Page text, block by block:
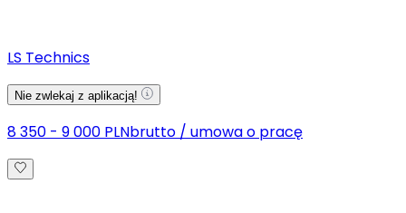
LS Technics
Nie zwlekaj z aplikacją!
8 350 - 9 000 PLNbrutto / umowa o pracę